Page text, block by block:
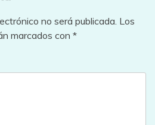
no será publicada. Los
marcados con *